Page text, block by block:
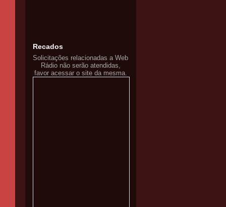
Recados
Solicitações relacionadas a Web
Rádio não serão atendidas,
favor acessar o site da mesma.